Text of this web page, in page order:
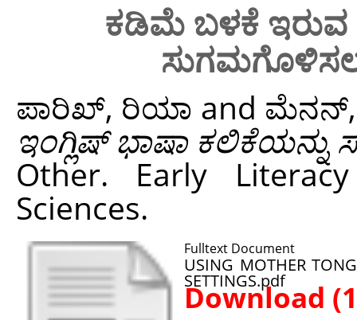
ಕಡಿಮೆ ಬಳಕೆ ಇರುವ
ಪಾರಿಖ್, ರಿಯಾ and ಮೆನನ್,
ಇಂಗ್ಲಿಷ್ ಭಾಷಾ ಕಲಿಕೆಯನ್ನು
Other. Early
Sciences.
Fulltext Document
USING MOTHER
SETTINGS.pdf
Download